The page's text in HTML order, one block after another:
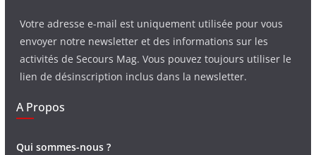
Votre adresse e-mail est uniquement utilisée pour vous
envoyer notre newsletter et des informations sur les
activités de Secours Mag. Vous pouvez toujours utiliser le
lien de désinscription inclus dans la newsletter.
A Propos
Qui sommes-nous ?